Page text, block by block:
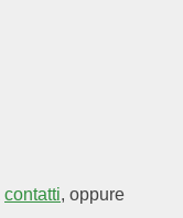
contatti, oppure